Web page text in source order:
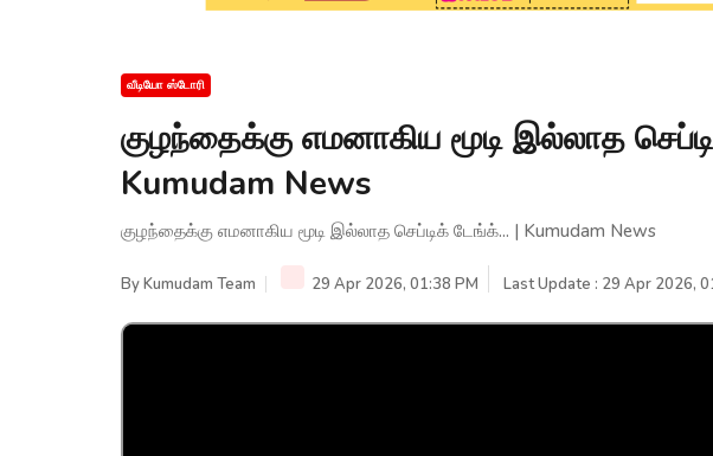
வீடியோ ஸ்டோரி
குழந்தைக்கு எமனாகிய மூடி இல்லாத
Kumudam News
குழந்தைக்கு எமனாகிய மூடி இல்லாத செப்டிக் டேங்க்... | Kumudam News
ByKumudam Team 29 Apr 2026, 01:38 PM Last Update : 29 Apr 2026,